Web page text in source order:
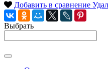
Добавить в сравнение
Выбрать